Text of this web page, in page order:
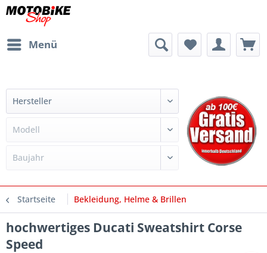
Menü
Startseite Bekleidung, Helme & Brillen
hochwertiges Ducati Sweatshirt Corse
Speed